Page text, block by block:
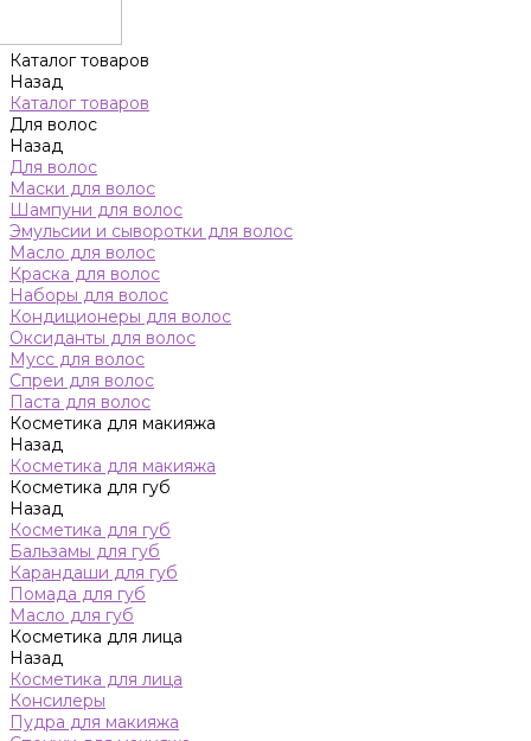
Каталог товаров
Назад
Каталог товаров
Для волос
Назад
Для волос
Маски для волос
Шампуни для волос
Эмульсии и сыворотки для волос
Масло для волос
Краска для волос
Наборы для волос
Кондиционеры для волос
Оксиданты для волос
Мусс для волос
Спреи для волос
Паста для волос
Косметика для макияжа
Назад
Косметика для макияжа
Косметика для губ
Назад
Косметика для губ
Бальзамы для губ
Карандаши для губ
Помада для губ
Масло для губ
Косметика для лица
Назад
Косметика для лица
Консилеры
Пудра для макияжа